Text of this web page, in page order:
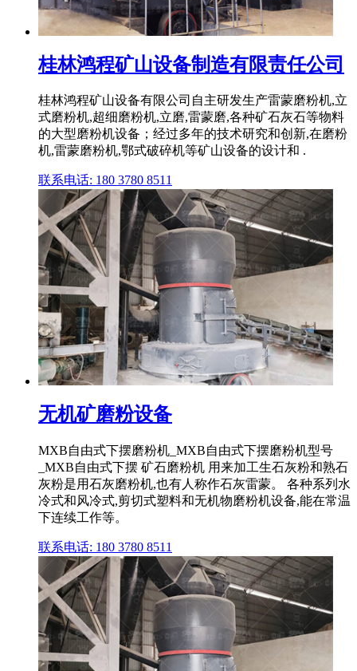
桂林鸿程矿山设备制造有限责任公司
桂林鸿程矿山设备有限公司自主研发生产雷蒙磨粉机,立
式磨粉机,超细磨粉机,立磨,雷蒙磨,各种矿石灰石等物料
的大型磨粉机设备；经过多年的技术研究和创新,在磨粉
机,雷蒙磨粉机,鄂式破碎机等矿山设备的设计和 .
联系电话: 180 3780 8511
无机矿磨粉设备
MXB自由式下摆磨粉机_MXB自由式下摆磨粉机型号
_MXB自由式下摆 矿石磨粉机 用来加工生石灰粉和熟石
灰粉是用石灰磨粉机,也有人称作石灰雷蒙。 各种系列水
冷式和风冷式,剪切式塑料和无机物磨粉机设备,能在常温
下连续工作等。
联系电话: 180 3780 8511